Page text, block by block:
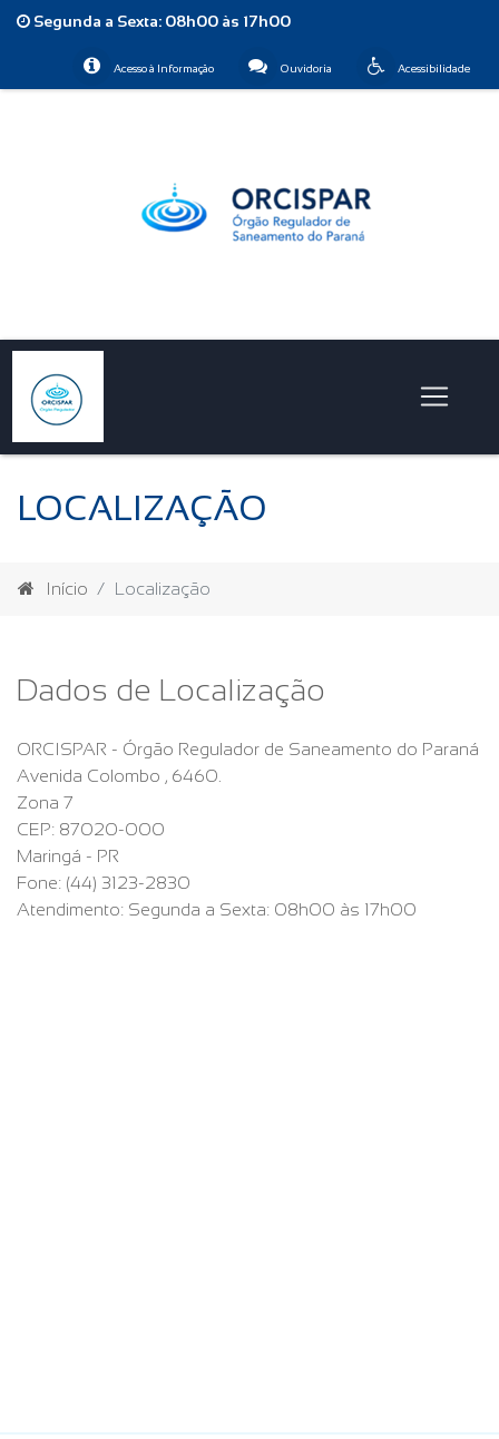
Segunda a Sexta: 08h00 às 17h00
Acessibilidade
Ouvidoria
Acesso à Informação
LOCALIZAÇÃO
Início Localização
Dados de Localização
ORCISPAR - Órgão Regulador de Saneamento do Paraná
Avenida Colombo , 6460.
Zona 7
CEP: 87020-000
Maringá - PR
Fone: (44) 3123-2830
Atendimento: Segunda a Sexta: 08h00 às 17h00